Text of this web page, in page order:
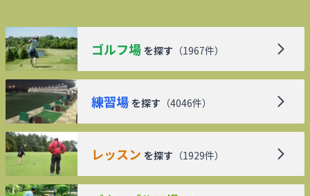
ゴルフ場 を探す （1967件）
練習場 を探す （4046件）
レッスン を探す （1929件）